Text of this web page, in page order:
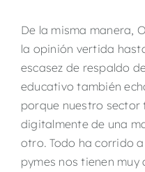
De la misma manera,
la opinión vertida
escasez de respaldo
educativo también
porque nuestro
digitalmente de una
otro. Todo ha corrido
pymes nos tienen